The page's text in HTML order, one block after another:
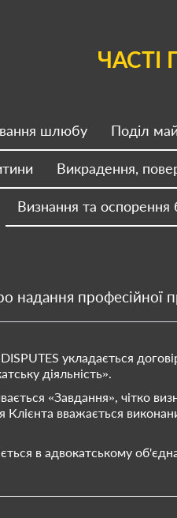
ЧАСТІ
шлюбу Поділ
Викрадення,
Визнання та оспорення
надання професійної
укладається
діяльність».
«Завдання», чітко
Клієнта вважається
в адвокатському